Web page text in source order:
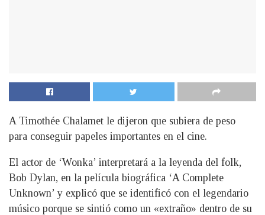
A Timothée Chalamet le dijeron que subiera de peso
para conseguir papeles importantes en el cine.
El actor de ‘Wonka’ interpretará a la leyenda del folk,
Bob Dylan, en la película biográfica ‘A Complete
Unknown’ y explicó que se identificó con el legendario
músico porque se sintió como un «extraño» dentro de su